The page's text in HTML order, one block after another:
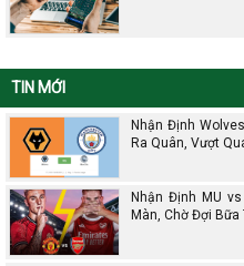
TIN MỚI
Nhận Định
Ra Quân, Vượt
Nhận Định MU
Màn, Chờ Đợi Bữa